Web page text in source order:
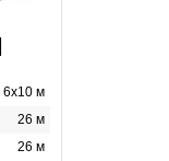
6х10 м
26 м
26 м